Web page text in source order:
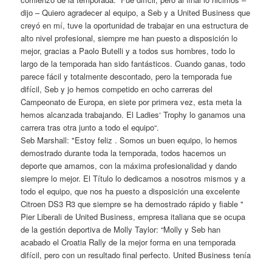
dijo – Quiero agradecer al equipo, a Seb y a United Business que
creyó en mí, tuve la oportunidad de trabajar en una estructura de
alto nivel profesional, siempre me han puesto a disposición lo
mejor, gracias a Paolo Butelli y a todos sus hombres, todo lo
largo de la temporada han sido fantásticos. Cuando ganas, todo
parece fácil y totalmente descontado, pero la temporada fue
difícil, Seb y jo hemos competido en ocho carreras del
Campeonato de Europa, en siete por primera vez, esta meta la
hemos alcanzada trabajando. El Ladies‘ Trophy lo ganamos una
carrera tras otra junto a todo el equipo“.
Seb Marshall: "Estoy feliz . Somos un buen equipo, lo hemos
demostrado durante toda la temporada, todos hacemos un
deporte que amamos, con la máxima profesionalidad y dando
siempre lo mejor. El Título lo dedicamos a nosotros mismos y a
todo el equipo, que nos ha puesto a disposición una excelente
Citroen DS3 R3 que siempre se ha demostrado rápido y fiable "
Pier Liberali de United Business, empresa italiana que se ocupa
de la gestión deportiva de Molly Taylor: “Molly y Seb han
acabado el Croatia Rally de la mejor forma en una temporada
difícil, pero con un resultado final perfecto. United Business tenía